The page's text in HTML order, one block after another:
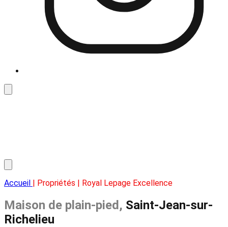
Accueil | Propriétés | Royal Lepage Excellence
Maison de plain-pied, Saint-Jean-sur-
Richelieu